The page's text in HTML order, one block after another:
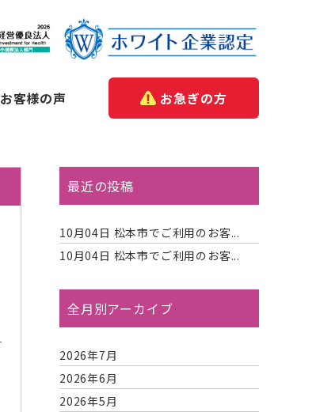
お客様の声 お急ぎの方
最近の投稿
10月04日 松本市でご利用のお客...
10月04日 松本市でご利用のお客...
全月別アーカイブ
2026年7月
2026年6月
2026年5月